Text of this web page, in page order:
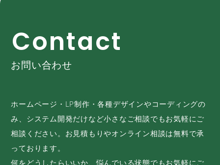
Contact
お問い合わせ
ホームページ・LP制作・各種デザインやコーディングの
み、システム開発だけなど小さなご相談でもお気軽にご
相談ください。お見積もりやオンライン相談は無料で承
っております。
何をどうしたらいいか、悩んでいる状態でもお気軽にご